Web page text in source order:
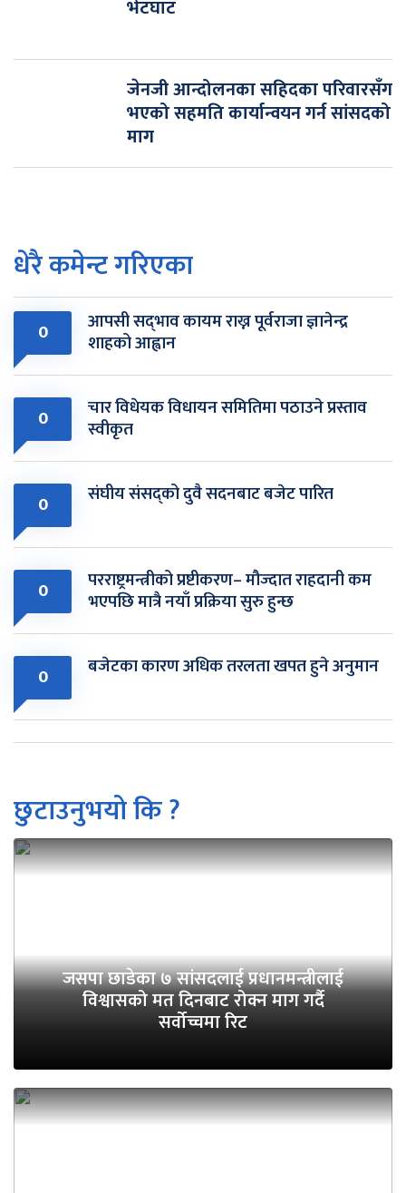
भेटघाट
जेनजी आन्दोलनका सहिदका परिवारसँग
भएको सहमति कार्यान्वयन गर्न सांसदको
माग
धेरै कमेन्ट गरिएका
0 आपसी सद्‌भाव कायम राख्न पूर्वराजा ज्ञानेन्द्र
शाहको आह्वान
0 चार विधेयक विधायन समितिमा पठाउने प्रस्ताव
स्वीकृत
0 संघीय संसद्को दुवै सदनबाट बजेट पारित
0 परराष्ट्रमन्त्रीको प्रष्टीकरण– मौज्दात राहदानी कम
भएपछि मात्रै नयाँ प्रक्रिया सुरु हुन्छ
0 बजेटका कारण अधिक तरलता खपत हुने अनुमान
छुटाउनुभयो कि ?
जसपा छाडेका ७ सांसदलाई प्रधानमन्त्रीलाई
विश्वासको मत दिनबाट रोक्न माग गर्दै
सर्वोच्चमा रिट